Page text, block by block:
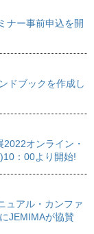
ナー事前申込を開
ドブックを作成し
2022オンライン・
：00より開始!
ュアル・カンファ
JEMIMAが協賛